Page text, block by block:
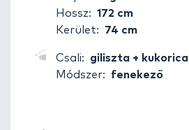
Hossz: 172 cm
Kerület:
74 cm
Csali:
giliszta + kukorica
Módszer:
fenekező